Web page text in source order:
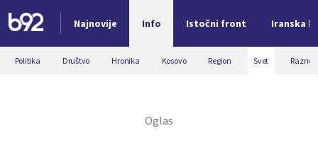
Najnovije Info Istočni front Iranska
Nova vest
Politika Društvo Hronika Kosovo Region Svet Razno